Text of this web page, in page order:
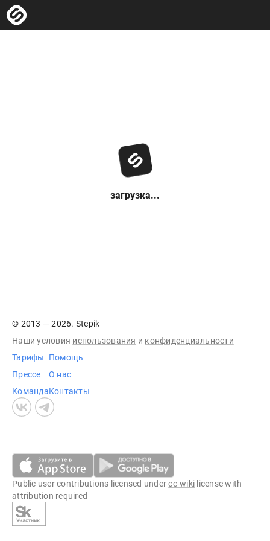
загрузка...
© 2013 — 2026. Stepik
Наши условия использования и конфиденциальности
Тарифы
Прессе
Команда
Помощь
О нас
Контакты
Public user contributions licensed undercc-wiki license with
attribution required